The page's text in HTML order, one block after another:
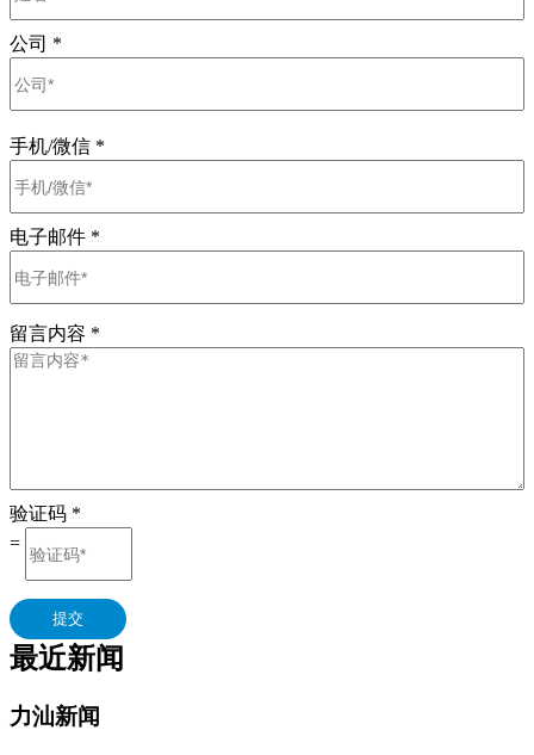
公司 *
手机/微信 *
电子邮件 *
留言内容 *
验证码 *
=
提交
最近新闻
力汕新闻